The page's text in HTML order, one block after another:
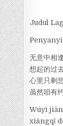
Judul
Penyanyi
无意中相
想起的过
心里只剩
虽然咱有
Wúyì
xiǎngqǐ